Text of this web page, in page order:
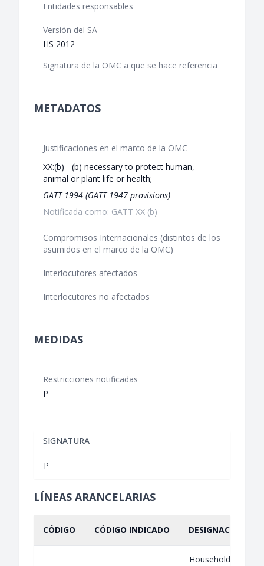
Entidades responsables
Versión del SA
HS 2012
Signatura de la OMC a que se hace referencia
METADATOS
Justificaciones en el marco de la OMC
XX:(b) - (b) necessary to protect human,
animal or plant life or health;
GATT 1994 (GATT 1947 provisions)
Notificada como: GATT XX (b)
Compromisos Internacionales (distintos de los
asumidos en el marco de la OMC)
Interlocutores afectados
Interlocutores no afectados
MEDIDAS
Restricciones notificadas
P
SIGNATURA
P
LÍNEAS ARANCELARIAS
CÓDIGO CÓDIGO INDICADO DESIGNACIÓN
Household